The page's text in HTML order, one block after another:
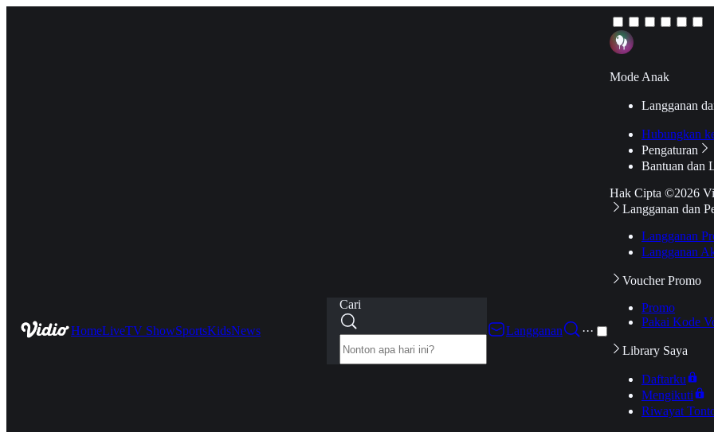
HomeLiveTV ShowSportsKidsNews
Cari
Langganan
···
Mode Anak
Langganan
Hubungkan
Pengaturan
Bantuan dan
Hak Cipta ©2026
Langganan dan
Langganan
Langganan
Voucher Promo
Promo
Pakai Kode
Library Saya
Daftarku
Mengikuti
Riwayat